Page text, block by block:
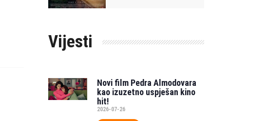
Vijesti
Novi film Pedra Almodovara
kao izuzetno uspješan kino
hit!
2026-07-26